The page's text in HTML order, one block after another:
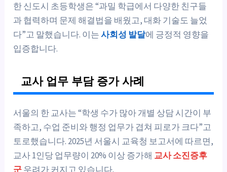
한 신도시 초등학생은 “과밀 학급에서 다양한 친구들
과 협력하며 문제 해결법을 배웠고, 대화 기술도 늘었
다”고 말했습니다. 이는사회성 발달에 긍정적 영향을
입증합니다.
교사 업무 부담 증가 사례
서울의 한 교사는 “학생 수가 많아 개별 상담 시간이 부
족하고, 수업 준비와 행정 업무가 겹쳐 피로가 크다”고
토로했습니다. 2025년 서울시 교육청 보고서에 따르면,
교사 1인당 업무량이 20% 이상 증가해 교사 소진증후
군우려가 커지고 있습니다.